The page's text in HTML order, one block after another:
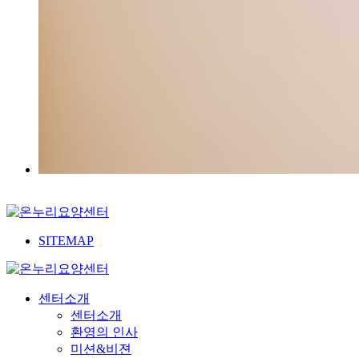
SITEMAP
센터소개
센터소개
환영의 인사
미션&비젼